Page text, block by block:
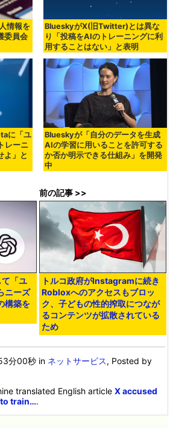
情報を
委員会
BlueskyがX(旧Twitter)とは異な
り「投稿をAIのトレーニングに利
用することはない」と表明
に「ユ
レーニ
よ」と
Blueskyが「自分のデータを生成
AIの学習に用いることを許可する
か否か明示できる仕組み」を開発
中
「ユ
ニーズ
構築を
前の記事 >>
トルコ政府がInstagramに続き
Robloxへのアクセスもブロッ
ク、子どもの性的搾取につなが
るコンテンツが拡散されている
ため
分00秒 in ネットサービス, Posted by
translated English articleX accused
to train….